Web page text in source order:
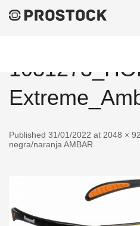
Published 31/01/2022 at 2048 ×
negra/naranja AMBAR